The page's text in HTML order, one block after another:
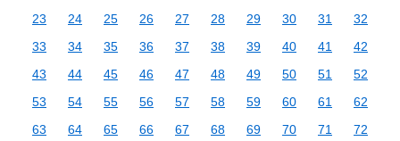
23
24 25 26 27 28 29 30 31
32
33
34 35 36 37 38 39 40 41
42
43
44 45 46 47 48 49 50 51
52
53
54 55 56 57 58 59 60 61
62
63
64 65 66 67 68 69 70 71
72